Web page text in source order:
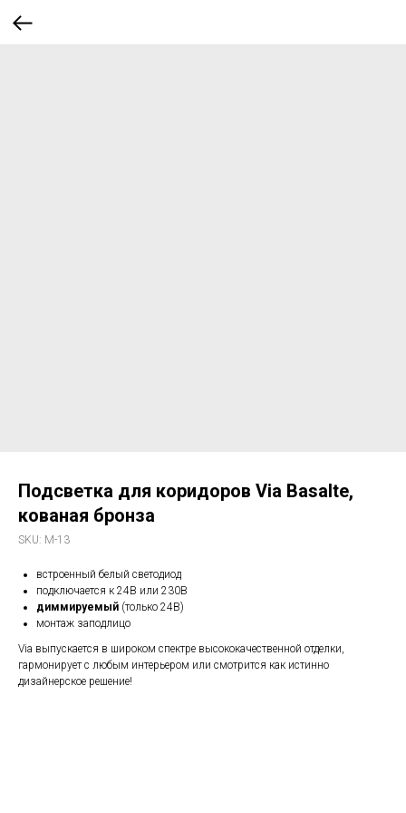
Подсветка для коридоров Via Basalte,
кованая бронза
SKU: M-13
встроенный белый светодиод
подключается к 24В или 230В
диммируемый (только 24В)
монтаж заподлицо
Via выпускается в широком спектре высококачественной отделки,
гармонирует с любым интерьером или смотрится как истинно
дизайнерское решение!